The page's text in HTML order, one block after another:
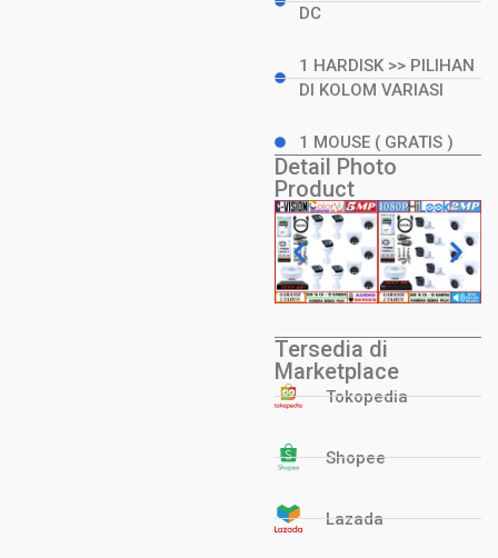
DC
1 HARDISK >> PILIHAN
DI KOLOM VARIASI
1 MOUSE ( GRATIS )
Detail Photo
Product
Tersedia di
Marketplace
Tokopedia
Shopee
Lazada